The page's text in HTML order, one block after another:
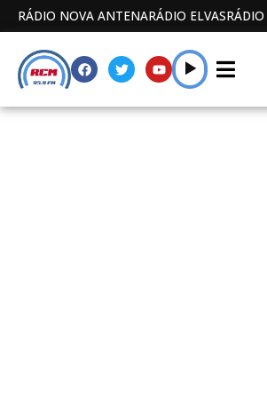
RÁDIO NOVA ANTENARÁDIO ELVAS